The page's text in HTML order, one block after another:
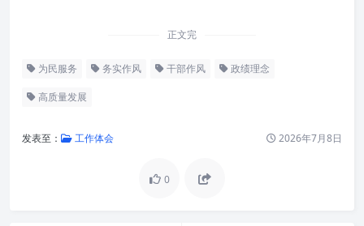
正文完
为民服务 务实作风 干部作风 政绩理念
高质量发展
发表至： 工作体会 2026年7月8日
0